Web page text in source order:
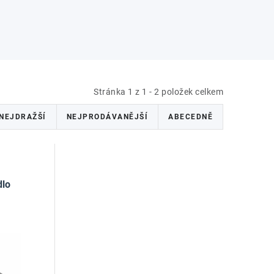
Stránka 1 z 1 - 2 položek celkem
NEJPRODÁVANĚJŠÍ ABECEDNĚ